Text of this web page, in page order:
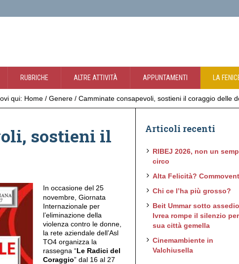
RUBRICHE ALTRE ATTIVITÀ APPUNTAMENTI LA
qui: Home / Genere / Camminate consapevoli, sostieni il coraggio delle
sostieni il
In occasione del 25
novembre, Giornata
Internazionale per
l’eliminazione della
violenza contro le donne,
la rete aziendale dell’Asl
TO4 organizza la
rassegna “Le Radici del
Coraggio” dal 16 al 27
Articoli recenti
RIBEJ 2026, non un
circo
Alta Felicità?
Chi ce l’ha più grosso?
Beit Ummar sotto
Ivrea rompe il silenzio
sua città gemella
Cinemambiente in
Valchiusella